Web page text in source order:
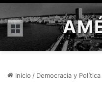
Menú
Inicio / Democracia y Política